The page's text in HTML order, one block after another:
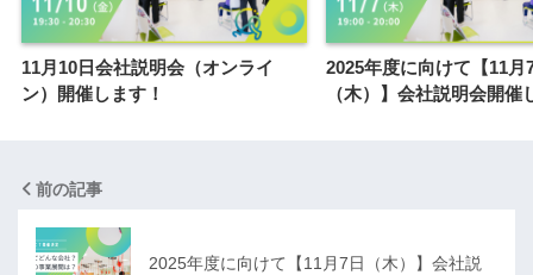
11月10日会社説明会（オンライ
ン）開催します！
2025年度に向けて【11月
（木）】会社説明会開催
前の記事
2025年度に向けて【11月7日（木）】会社説